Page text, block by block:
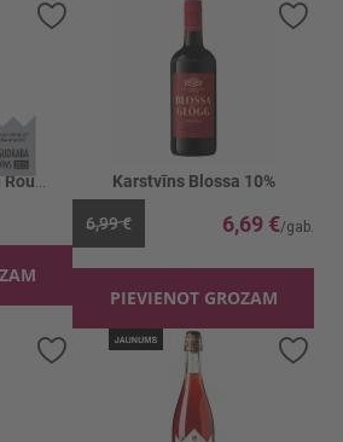
Karstvīns Blossa 10%
6,99 € 6,69 €
PIEVIENOT GROZAM
Pievienot vēlmju sarakstam